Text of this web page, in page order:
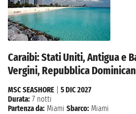
Caraibi: Stati Uniti, Antigua e
Vergini, Repubblica
MSC SEASHORE
5 DIC 2027
Durata: 7 notti
Partenza da: Miami Sbarco: Miami